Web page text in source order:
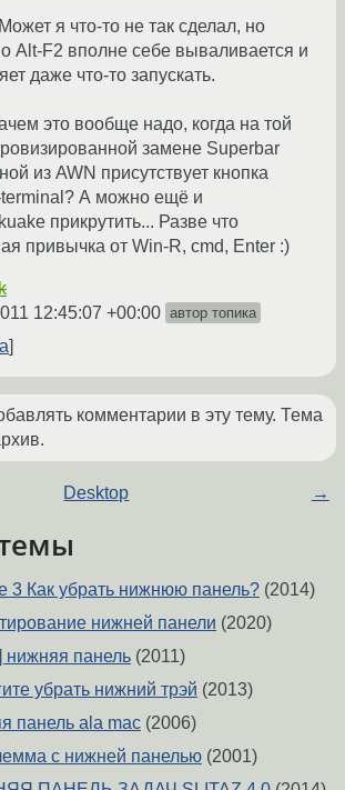
я что-то не так сделал, но
Alt-F2 вполне себе вываливается и
даже что-то запускать.
это вообще надо, когда на той
замене Superbar
из AWN присутствует кнопка
А можно ещё и
прикрутить... Разве что
привычка от Win-R, cmd, Enter :)
12:45:07 +00:00 автор топика
комментарии в эту тему. Тема
Desktop →
3 Как убрать нижнюю панель? (2014)
нижней панели (2020)
нижняя панель (2011)
убрать нижний трэй (2013)
панель ala mac (2006)
с нижней панелью (2001)